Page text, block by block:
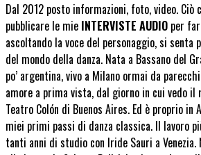
Dal 2012 posto informazioni, foto, video. Ciò
pubblicare le mie INTERVISTE AUDIO per
ascoltando la voce del personaggio, si senta
del mondo della danza. Nata a Bassano del
po’ argentina, vivo a Milano ormai da
amore a prima vista, dal giorno in cui vedo
Teatro Colón di Buenos Aires. Ed è proprio in
miei primi passi di danza classica. Il lavoro
tanti anni di studio con Iride Sauri a Venezia.